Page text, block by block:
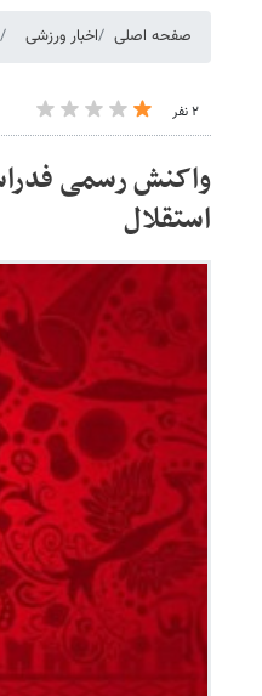
صفحه اصلی اخبار ورزشی
۲ نفر
واکنش رسمی
استقلال